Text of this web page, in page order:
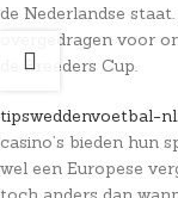
de Nederlandse
overgedragen voor
de Breeders Cup.
tipsweddenvoetbal-
casino’s bieden hun
wel een Europese